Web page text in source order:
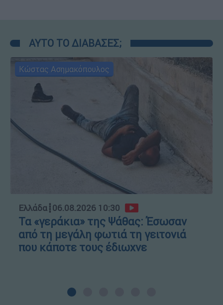
ΑΥΤΟ ΤΟ ΔΙΑΒΑΣΕΣ;
Κώστας Ασημακόπουλος
Ελλάδα┋06.08.2026 10:30
Τα «γεράκια» της Ψάθας: Έσωσαν
από τη μεγάλη φωτιά τη γειτονιά
που κάποτε τους έδιωχνε